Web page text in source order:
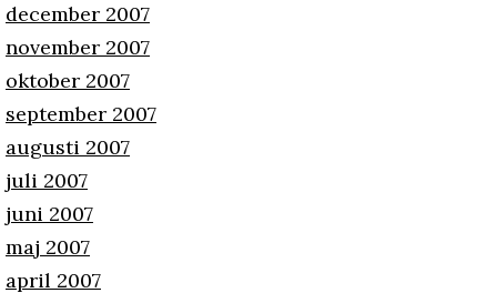
december 2007
november 2007
oktober 2007
september 2007
augusti 2007
juli 2007
juni 2007
maj 2007
april 2007